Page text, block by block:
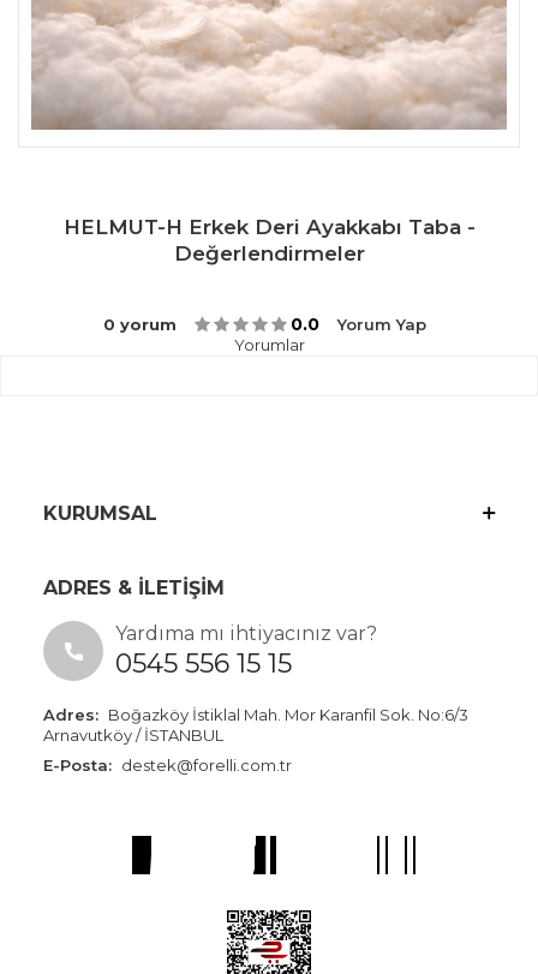
HELMUT-H Erkek Deri Ayakkabı Taba -
Değerlendirmeler
0 yorum 0.0
Yorum Yap
Yorumlar
KURUMSAL
ADRES & İLETİŞİM
Yardıma mı ihtiyacınız var?
0545 556 15 15
Adres: Boğazköy İstiklal Mah. Mor Karanfil Sok. No:6/3
Arnavutköy / İSTANBUL
E-Posta: destek@forelli.com.tr